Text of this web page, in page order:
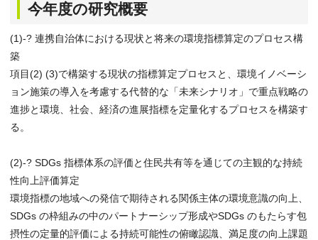
今年度の研究概要
(1)-? 連携自治体における現状と将来の環境指標算定のプロセス構
築
項目(2) (3)で構築する現状の指標算定プロセスと、環境イノベーシ
ョン施策の導入を考慮する代替的な「未来シナリオ」で重点戦略の
進捗と環境、社会、経済の進展指標を定量化するプロセスを構築す
る。
(2)-? SDGs 指標体系の評価と住民共有等を通じての主観的な持続
性向上評価算定
環境指標の地域への発信で期待される関係主体の環境意識の向上、
SDGs の枠組みの中のパートナーシップ形成やSDGs のもたらす包
摂性の定量的評価による持続可能性の俯瞰認識、満足度の向上課題